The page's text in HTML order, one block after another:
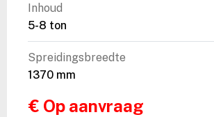
Inhoud
5-8 ton
Spreidingsbreedte
1370 mm
€ Op aanvraag